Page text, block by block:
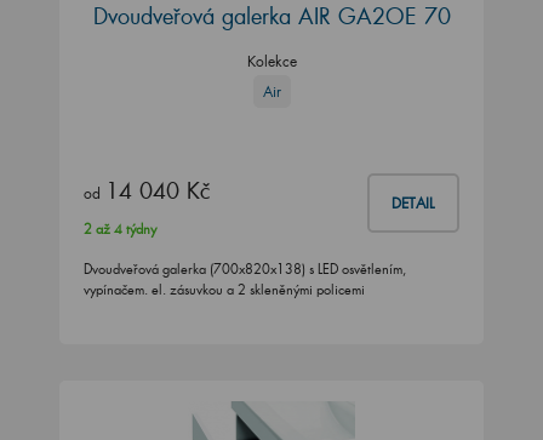
Dvoudveřová galerka AIR GA2OE 70
Kolekce
Air
od 14 040 Kč DETAIL
2 až 4 týdny
Dvoudveřová galerka (700x820x138) s LED osvětlením,
vypínačem. el. zásuvkou a 2 skleněnými policemi